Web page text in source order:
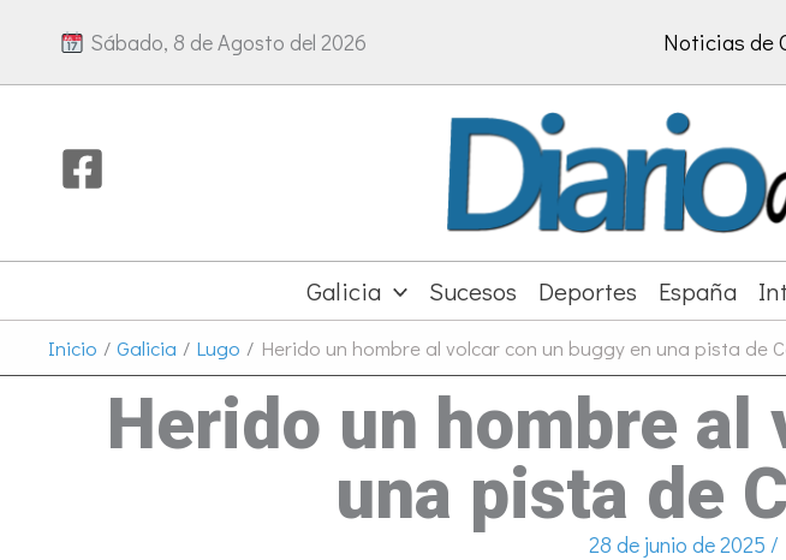
Sábado, 8 de Agosto del 2026 Noticias de
Galicia Sucesos Deportes España
Inicio Galicia Lugo Herido un hombre al volcar con un buggy en una pista de
Herido un hombre al
una pista de
28 de junio de 2025 /